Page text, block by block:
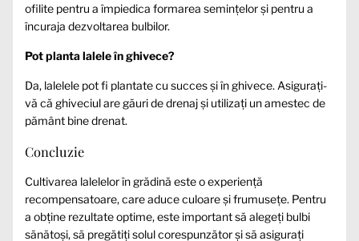
ofilite pentru a împiedica formarea semințelor și pentru a
încuraja dezvoltarea bulbilor.
Pot planta lalele în ghivece?
Da, lalelele pot fi plantate cu succes și în ghivece. Asigurați-
vă că ghiveciul are găuri de drenaj și utilizați un amestec de
pământ bine drenat.
Concluzie
Cultivarea lalelelor în grădină este o experiență
recompensatoare, care aduce culoare și frumusețe. Pentru
a obține rezultate optime, este important să alegeți bulbi
sănătoși, să pregătiți solul corespunzător și să asigurați